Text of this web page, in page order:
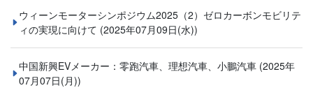
ウィーンモーターシンポジウム2025（2）ゼロカーボンモビリテ
ィの実現に向けて (2025年07月09日(水))
中国新興EVメーカー：零跑汽車、理想汽車、小鵬汽車 (2025年
07月07日(月))